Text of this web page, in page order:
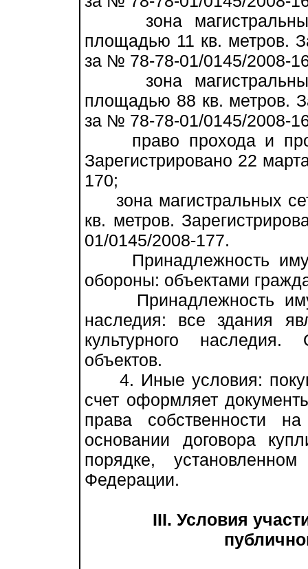
зона магистральных
площадью 11 кв. метров.
за № 78-78-01/0145/2008-
зона магистральных
площадью 88 кв. метров.
за № 78-78-01/0145/2008-
право прохода и
Зарегистрировано 22
170;
зона магистральных
кв. метров.
01/0145/2008-177.
Принадлежность
обороны: объектами
Принадлежность
наследия: все здания
культурного наследия.
объектов.
4. Иные условия:
счет оформляет
права собственности
основании договора
порядке, установленном
Федерации.
III. Условия